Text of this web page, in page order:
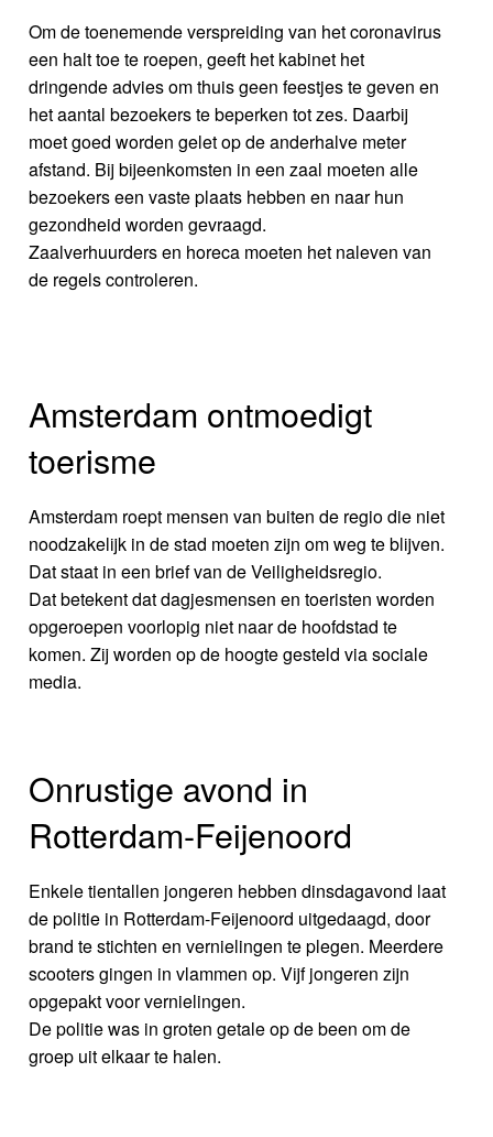
Om de toenemende verspreiding van het coronavirus
een halt toe te roepen, geeft het kabinet het
dringende advies om thuis geen feestjes te geven en
het aantal bezoekers te beperken tot zes. Daarbij
moet goed worden gelet op de anderhalve meter
afstand. Bij bijeenkomsten in een zaal moeten alle
bezoekers een vaste plaats hebben en naar hun
gezondheid worden gevraagd.
Zaalverhuurders en horeca moeten het naleven van
de regels controleren.
Amsterdam ontmoedigt
toerisme
Amsterdam roept mensen van buiten de regio die niet
noodzakelijk in de stad moeten zijn om weg te blijven.
Dat staat in een brief van de Veiligheidsregio.
Dat betekent dat dagjesmensen en toeristen worden
opgeroepen voorlopig niet naar de hoofdstad te
komen. Zij worden op de hoogte gesteld via sociale
media.
Onrustige avond in
Rotterdam-Feijenoord
Enkele tientallen jongeren hebben dinsdagavond laat
de politie in Rotterdam-Feijenoord uitgedaagd, door
brand te stichten en vernielingen te plegen. Meerdere
scooters gingen in vlammen op. Vijf jongeren zijn
opgepakt voor vernielingen.
De politie was in groten getale op de been om de
groep uit elkaar te halen.